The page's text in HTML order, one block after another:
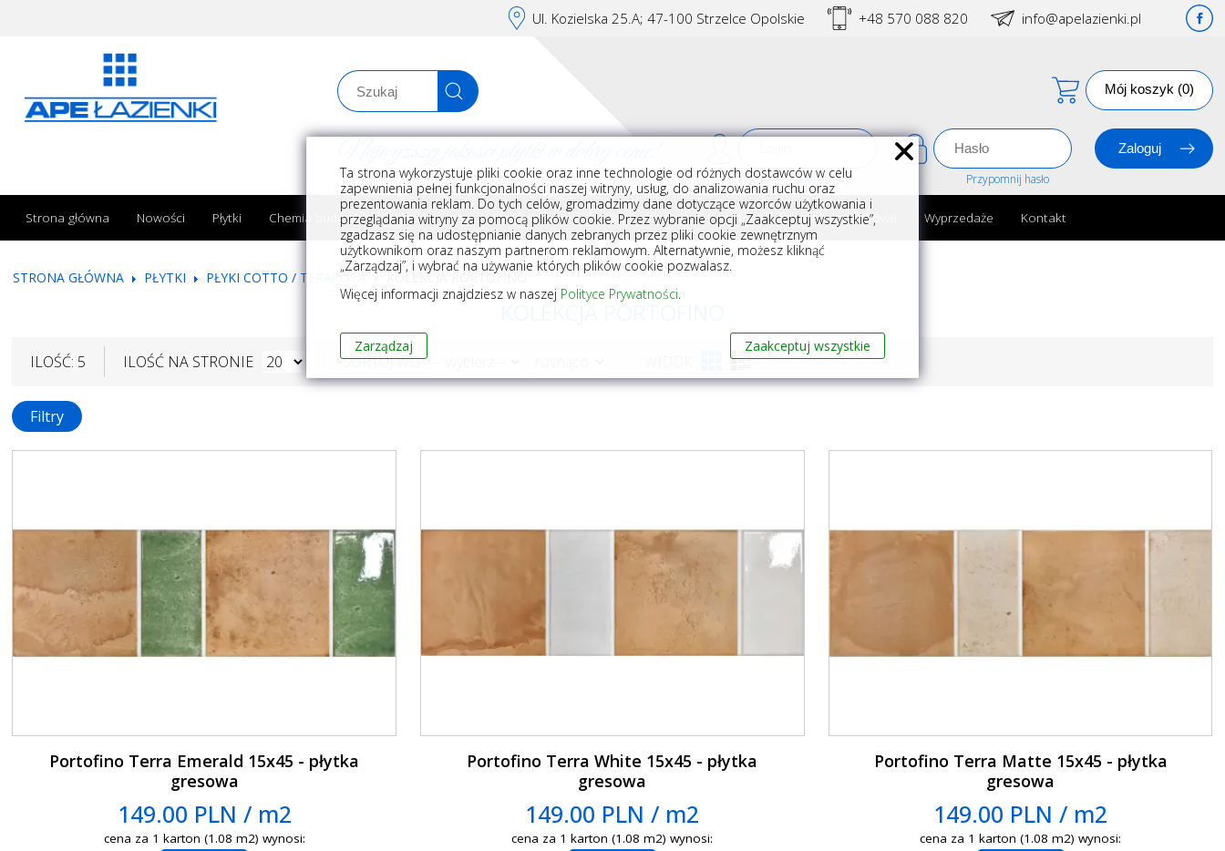
Ul. Kozielska 25.A; 47-100 Strzelce Opolskie +48 570 088 820 info@apelazienki.pl
Mój koszyk (0)
Rejestracja Przypomnij hasło
Strona główna Nowości Płytki Chemia budowlana Akcesoria do układania płytek Wyposażenie Armatura i akcesoria łazienkowe Wyprzedaże Kontakt
STRONA GŁÓWNA PŁYTKI PŁYKI COTTO / TERAKOTA KOLEKCJA PORTOFINO
KOLEKCJA PORTOFINO
ILOŚĆ: 5 ILOŚĆ NA STRONIE SORTUJ WG
Filtry
Portofino Terra Emerald 15x45 - płytka
gresowa
149.00 PLN / m2
cena za 1 karton (1.08 m2) wynosi:
Portofino Terra White 15x45 - płytka
gresowa
149.00 PLN / m2
cena za 1 karton (1.08 m2) wynosi:
Portofino Terra Matte 15x45 - płytka
gresowa
149.00 PLN / m2
cena za 1 karton (1.08 m2) wynosi:
Ta strona wykorzystuje pliki cookie oraz inne technologie od różnych dostawców w celu
zapewnienia pełnej funkcjonalności naszej witryny, usług, do analizowania ruchu oraz
prezentowania reklam. Do tych celów, gromadzimy dane dotyczące wzorców użytkowania i
przeglądania witryny za pomocą plików cookie. Przez wybranie opcji „Zaakceptuj wszystkie”,
zgadzasz się na udostępnianie danych zebranych przez pliki cookie zewnętrznym
użytkownikom oraz naszym partnerom reklamowym. Alternatywnie, możesz kliknąć
„Zarządzaj”, i wybrać na używanie których plików cookie pozwalasz.
Więcej informacji znajdziesz w naszej Polityce Prywatności.
Zarządzaj Zaakceptuj wszystkie